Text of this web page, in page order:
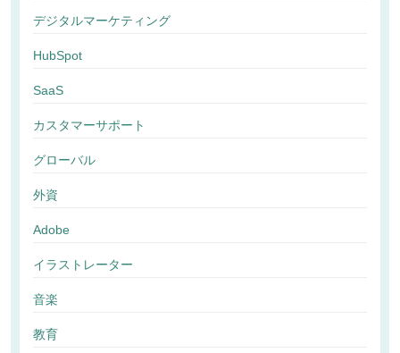
デジタルマーケティング
HubSpot
SaaS
カスタマーサポート
グローバル
外資
Adobe
イラストレーター
音楽
教育